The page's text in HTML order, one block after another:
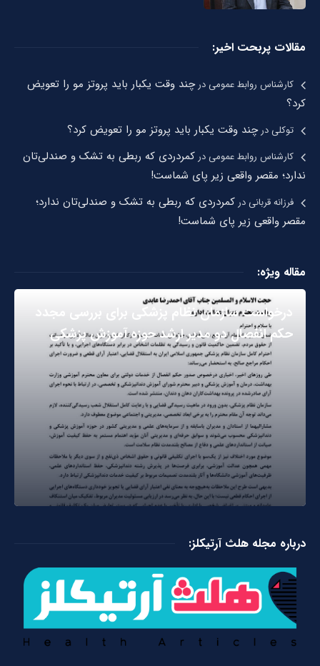
مقالات پربحت اخیر:
کارشناس روابط عمومیدرچند وقت یکبار باید پروتز مو را تعویض
کرد؟
توکلیدرچند وقت یکبار باید پروتز مو را تعویض کرد؟
کارشناس روابط عمومیدر کمردردی که ربطی به تشک و صندلی‌تان
ندارد؛ مقصر واقعی زیر پای شماست!
فرزانه قربانیدر کمردردی که ربطی به تشک و صندلی‌تان ندارد؛
مقصر واقعی زیر پای شماست!
مقاله ویژه:
درخواست سازمان نظام پزشکی برای بررسی مجدد
حکم انفصال دو مدیر ارشد حوزه آموزش پزشکی
درباره مجله هلث آرتیکلز: